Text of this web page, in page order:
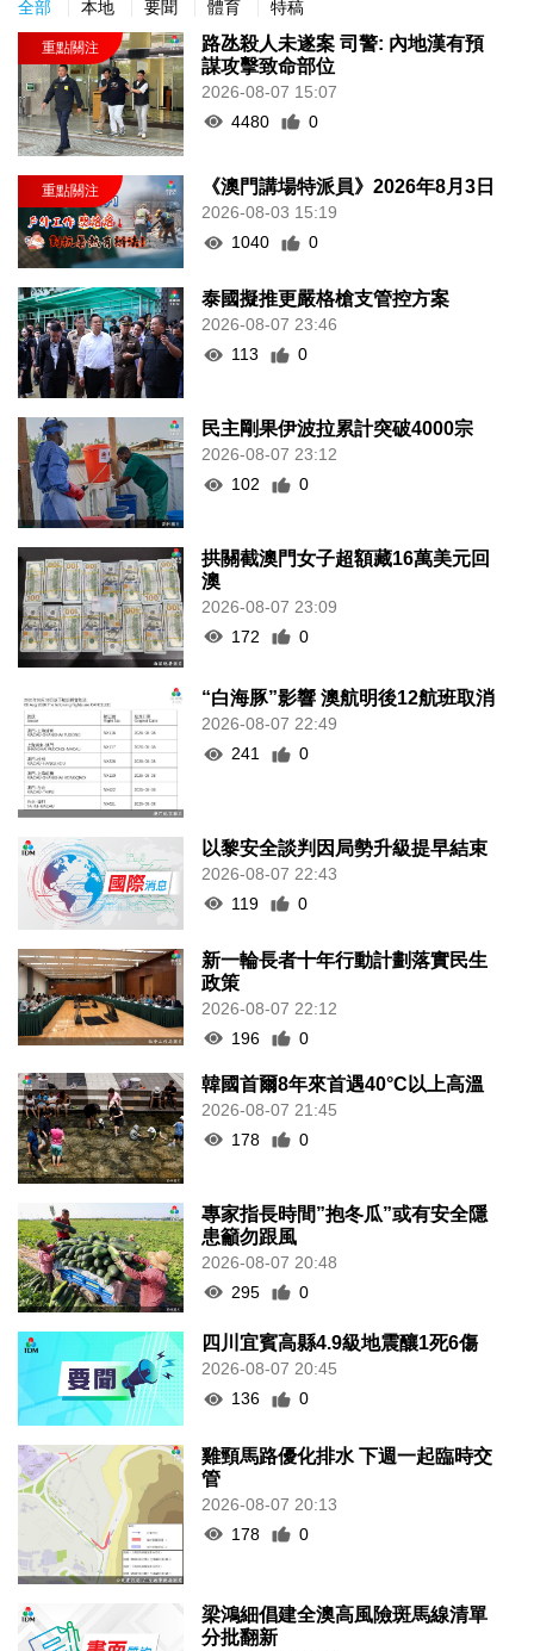
全部 本地 要聞 體育 特稿
路氹殺人未遂案 司警: 內地漢有預
謀攻擊致命部位
2026-08-07 15:07
4480
0
《澳門講場特派員》2026年8月3日
2026-08-03 15:19
1040
0
泰國擬推更嚴格槍支管控方案
2026-08-07 23:46
113
0
民主剛果伊波拉累計突破4000宗
2026-08-07 23:12
102
0
拱關截澳門女子超額藏16萬美元回
澳
2026-08-07 23:09
172
0
“白海豚”影響 澳航明後12航班取消
2026-08-07 22:49
241
0
以黎安全談判因局勢升級提早結束
2026-08-07 22:43
119
0
新一輪長者十年行動計劃落實民生
政策
2026-08-07 22:12
196
0
韓國首爾8年來首遇40°C以上高溫
2026-08-07 21:45
178
0
專家指長時間”抱冬瓜”或有安全隱
患籲勿跟風
2026-08-07 20:48
295
0
四川宜賓高縣4.9級地震釀1死6傷
2026-08-07 20:45
136
0
雞頸馬路優化排水 下週一起臨時交
管
2026-08-07 20:13
178
0
梁鴻細倡建全澳高風險斑馬線清單
分批翻新